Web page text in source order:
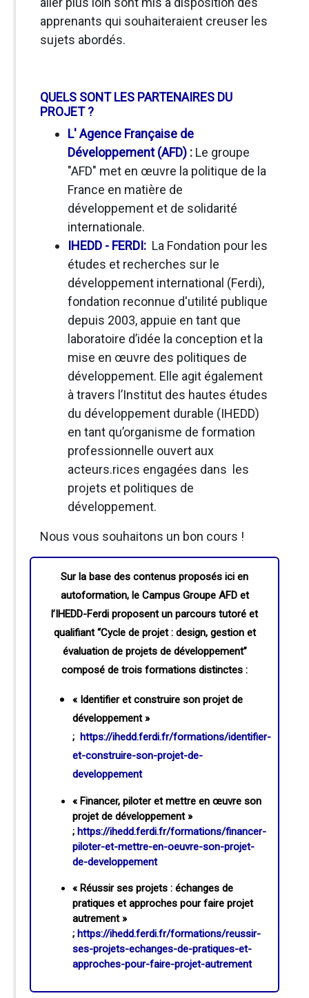
apprenants qui souhaiteraient creuser les
sujets abordés.
QUELS SONT LES PARTENAIRES DU
PROJET ?
L' Agence Française de
Développement (AFD) : Le groupe
"AFD" met en œuvre la politique de la
France en matière de
développement et de solidarité
internationale.
IHEDD - FERDI: La Fondation pour les
études et recherches sur le
développement international (Ferdi),
fondation reconnue d'utilité publique
depuis 2003, appuie en tant que
laboratoire d’idée la conception et la
mise en œuvre des politiques de
développement. Elle agit également
à travers l’Institut des hautes études
du développement durable (IHEDD)
en tant qu’organisme de formation
professionnelle ouvert aux
acteurs.rices engagées dans les
projets et politiques de
développement.
Nous vous souhaitons un bon cours !
Sur la base des contenus proposés ici en
autoformation, le Campus Groupe AFD et
l’IHEDD-Ferdi proposent un parcours tutoré et
qualifiant “Cycle de projet : design, gestion et
évaluation de projets de développement”
composé de trois formations distinctes :
« Identifier et construire son projet de
développement »
; https://ihedd.ferdi.fr/formations/identifier-
et-construire-son-projet-de-
developpement
« Financer, piloter et mettre en œuvre son
projet de développement »
; https://ihedd.ferdi.fr/formations/financer-
piloter-et-mettre-en-oeuvre-son-projet-
de-developpement
« Réussir ses projets : échanges de
pratiques et approches pour faire projet
autrement »
; https://ihedd.ferdi.fr/formations/reussir-
ses-projets-echanges-de-pratiques-et-
approches-pour-faire-projet-autrement